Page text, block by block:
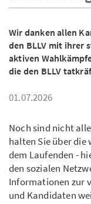
Wir danken allen
den BLLV mit ihrer
aktiven
die den BLLV
01.07.2026
Noch sind nicht
halten Sie über
dem Laufenden -
den sozialen
Informationen zur
und Kandidaten